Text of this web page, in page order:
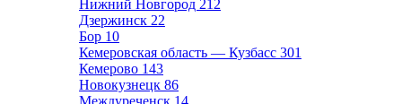
Нижний Новгород 212
Дзержинск 22
Бор 10
Кемеровская область — Кузбасс 301
Кемерово 143
Новокузнецк 86
Междуреченск 14